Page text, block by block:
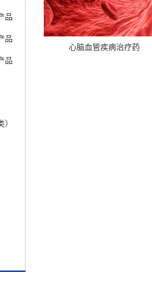
品
品
品
心脑血管疾病治疗药